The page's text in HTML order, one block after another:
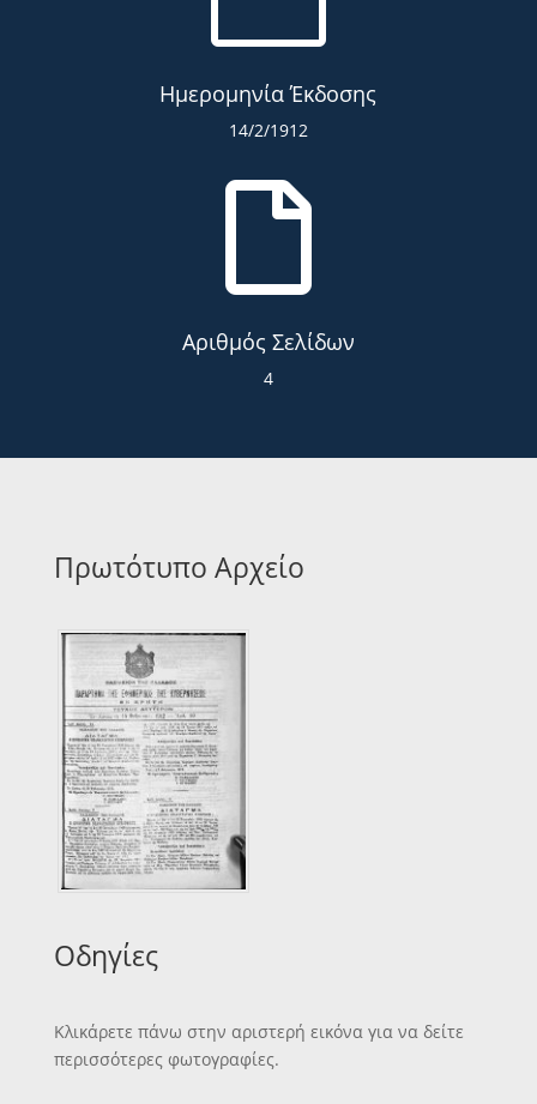
Ημερομηνία Έκδοσης
14/2/1912

Αριθμός Σελίδων
4
Πρωτότυπο Αρχείο
Οδηγίες
Κλικάρετε πάνω στην αριστερή εικόνα για να δείτε
περισσότερες φωτογραφίες.